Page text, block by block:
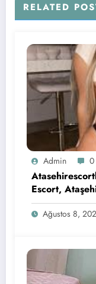
RELATED
Admin 0
Escort,
Deneyimi
Ağustos 8,